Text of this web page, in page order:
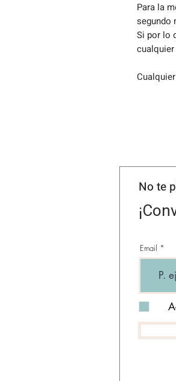
Para la
segundo
Si por lo
No te
Email